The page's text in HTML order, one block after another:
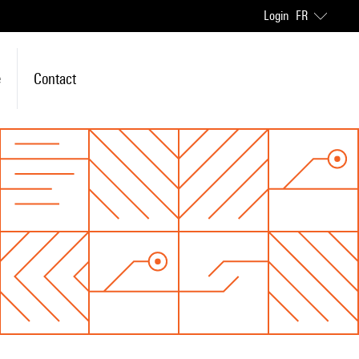
Login FR
Contact